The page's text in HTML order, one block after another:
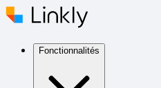
Fonctionnalités